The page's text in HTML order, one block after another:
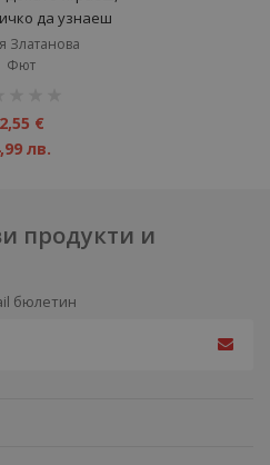
да узнаеш
Златанова
Фют
2,55 €
лв.
продукти и
бюлетин